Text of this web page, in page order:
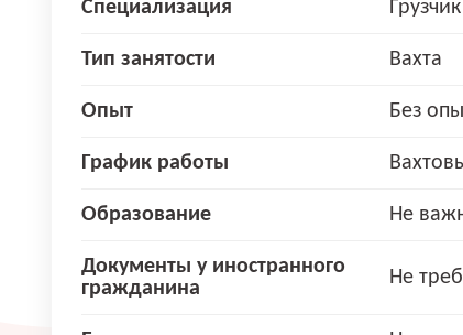
Специализация Грузчик
Тип занятости Вахта
Опыт Без
График работы
Образование Не
Документы у иностранного
гражданина
Не